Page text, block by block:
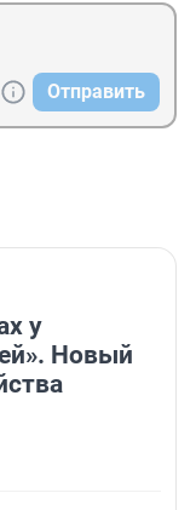
Отправить
у
Новый